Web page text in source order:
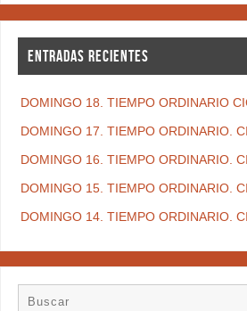
ENTRADAS RECIENTES
DOMINGO 18. TIEMPO ORDINARIO
DOMINGO 17. TIEMPO ORDINARIO.
DOMINGO 16. TIEMPO ORDINARIO.
DOMINGO 15. TIEMPO ORDINARIO.
DOMINGO 14. TIEMPO ORDINARIO.